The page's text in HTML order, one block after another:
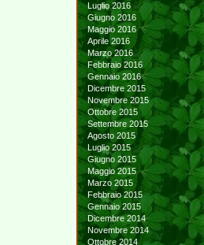
Luglio 2016
Giugno 2016
Maggio 2016
Aprile 2016
Marzo 2016
Febbraio 2016
Gennaio 2016
Dicembre 2015
Novembre 2015
Ottobre 2015
Settembre 2015
Agosto 2015
Luglio 2015
Giugno 2015
Maggio 2015
Marzo 2015
Febbraio 2015
Gennaio 2015
Dicembre 2014
Novembre 2014
Ottobre 2014